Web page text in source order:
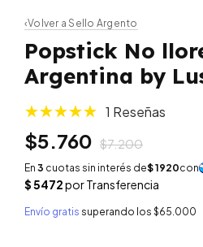
‹Volver a Sello Argento
Popstick No
Argentina by
1 Reseñas
$5.760 $7.200
Envío gratis superando los $65.000